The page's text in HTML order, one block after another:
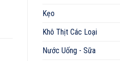
Kẹo
Khô Thịt Các Loại
Nước Uống - Sữa